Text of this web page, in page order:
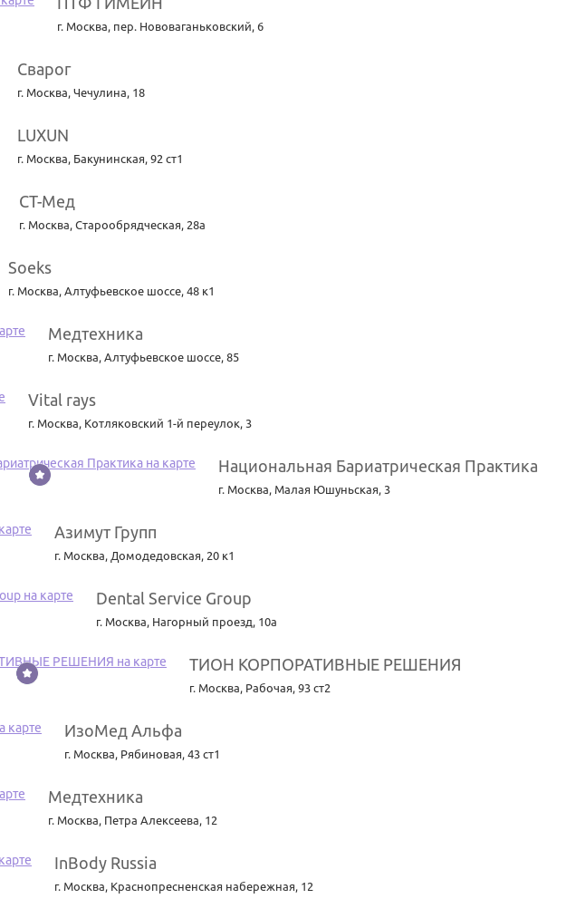
г. Москва, пер. Нововаганьковский, 6
Сварог
г. Москва, Чечулина, 18
LUXUN
г. Москва, Бакунинская, 92 ст1
СТ-Мед
г. Москва, Старообрядческая, 28а
Soeks
г. Москва, Алтуфьевское шоссе, 48 к1
Медтехника
г. Москва, Алтуфьевское шоссе, 85
Vital rays
г. Москва, Котляковский 1-й переулок, 3
Национальная Бариатрическая Практика
г. Москва, Малая Юшуньская, 3
Азимут Групп
г. Москва, Домодедовская, 20 к1
Dental Service Group
г. Москва, Нагорный проезд, 10а
ТИОН КОРПОРАТИВНЫЕ РЕШЕНИЯ
г. Москва, Рабочая, 93 ст2
ИзоМед Альфа
г. Москва, Рябиновая, 43 ст1
Медтехника
г. Москва, Петра Алексеева, 12
InBody Russia
г. Москва, Краснопресненская набережная, 12